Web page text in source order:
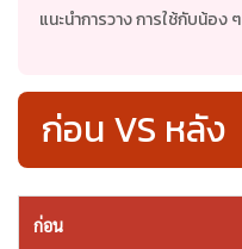
แนะนำการวาง การใช้กับน้อง ๆ
ก่อน VS หลัง
ก่อน